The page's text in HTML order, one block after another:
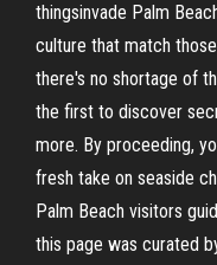
thingsinvade Palm
culture that match
there's no shortage of
the first to discover
more. By proceeding,
fresh take on seaside
Palm Beach visitors
this page was curated